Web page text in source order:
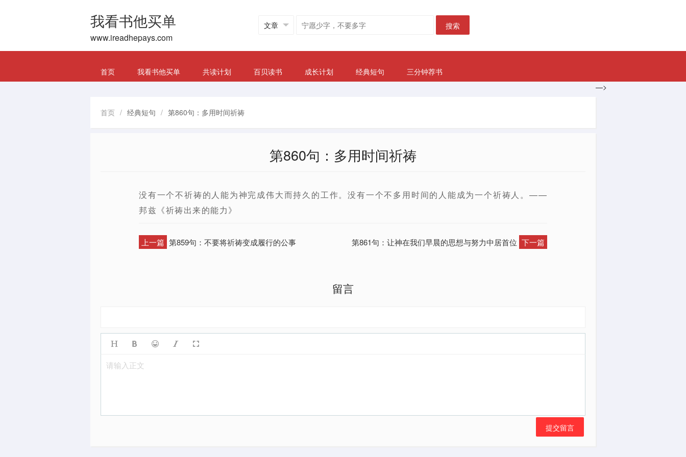
我看书他买单
www.ireadhepays.com
搜索
首页 我看书他买单 共读计划 百贝读书 成长计划 经典短句
三分钟荐书
—>
首页 / 经典短句 / 第860句：多用时间祈祷
第860句：多用时间祈祷
没有一个不祈祷的人能为神完成伟大而持久的工作。没有一个不多用时间的人能成为一个祈祷人。——
邦兹《祈祷出来的能力》
上一篇 第859句：不要将祈祷变成履行的公事 第861句：让神在我们早晨的思想与努力中居首位 下一篇
留言
请输入正文
提交留言